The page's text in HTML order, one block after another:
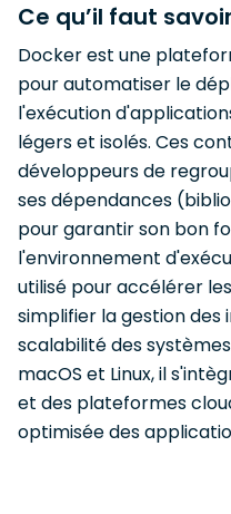
Ce qu’il faut
Docker est une
pour automatiser le
l'exécution
légers et isolés. Ces
développeurs de
ses dépendances
pour garantir son bon
l'environnement
utilisé pour accélérer
simplifier la gestion
scalabilité des
macOS et Linux, il
et des plateformes
optimisée des